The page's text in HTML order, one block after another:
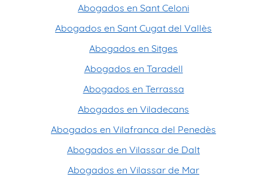
Abogados en Sant Celoni
Abogados en Sant Cugat del Vallès
Abogados en Sitges
Abogados en Taradell
Abogados en Terrassa
Abogados en Viladecans
Abogados en Vilafranca del Penedès
Abogados en Vilassar de Dalt
Abogados en Vilassar de Mar